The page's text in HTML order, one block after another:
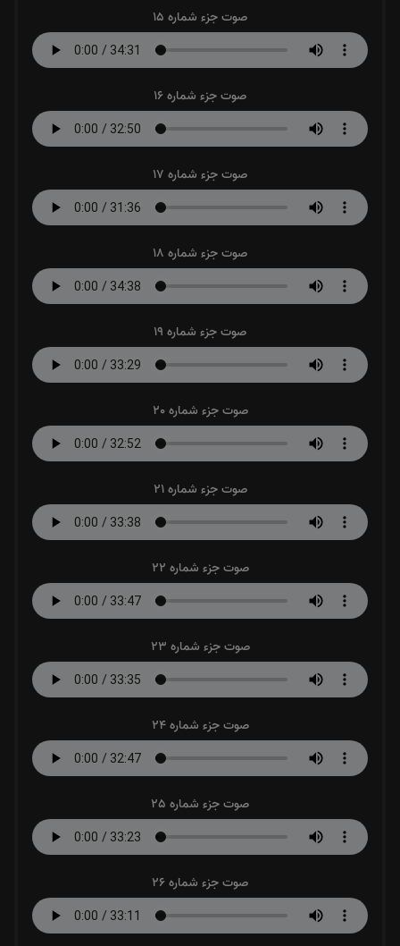
صوت جزء شماره 15
صوت جزء شماره 16
صوت جزء شماره 17
صوت جزء شماره 18
صوت جزء شماره 19
صوت جزء شماره 20
صوت جزء شماره 21
صوت جزء شماره 22
صوت جزء شماره 23
صوت جزء شماره 24
صوت جزء شماره 25
صوت جزء شماره 26